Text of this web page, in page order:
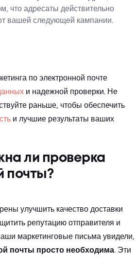
что адресаты действительно
вашей следующей кампании.
по электронной почте
и надежной проверки. Не
раньше, чтобы обеспечить
и лучшие результаты ваших
ли проверка
почты?
улучшить качество доставки
репутацию отправителя и
маркетинговые письма увидели,
почты просто необходима. Эти